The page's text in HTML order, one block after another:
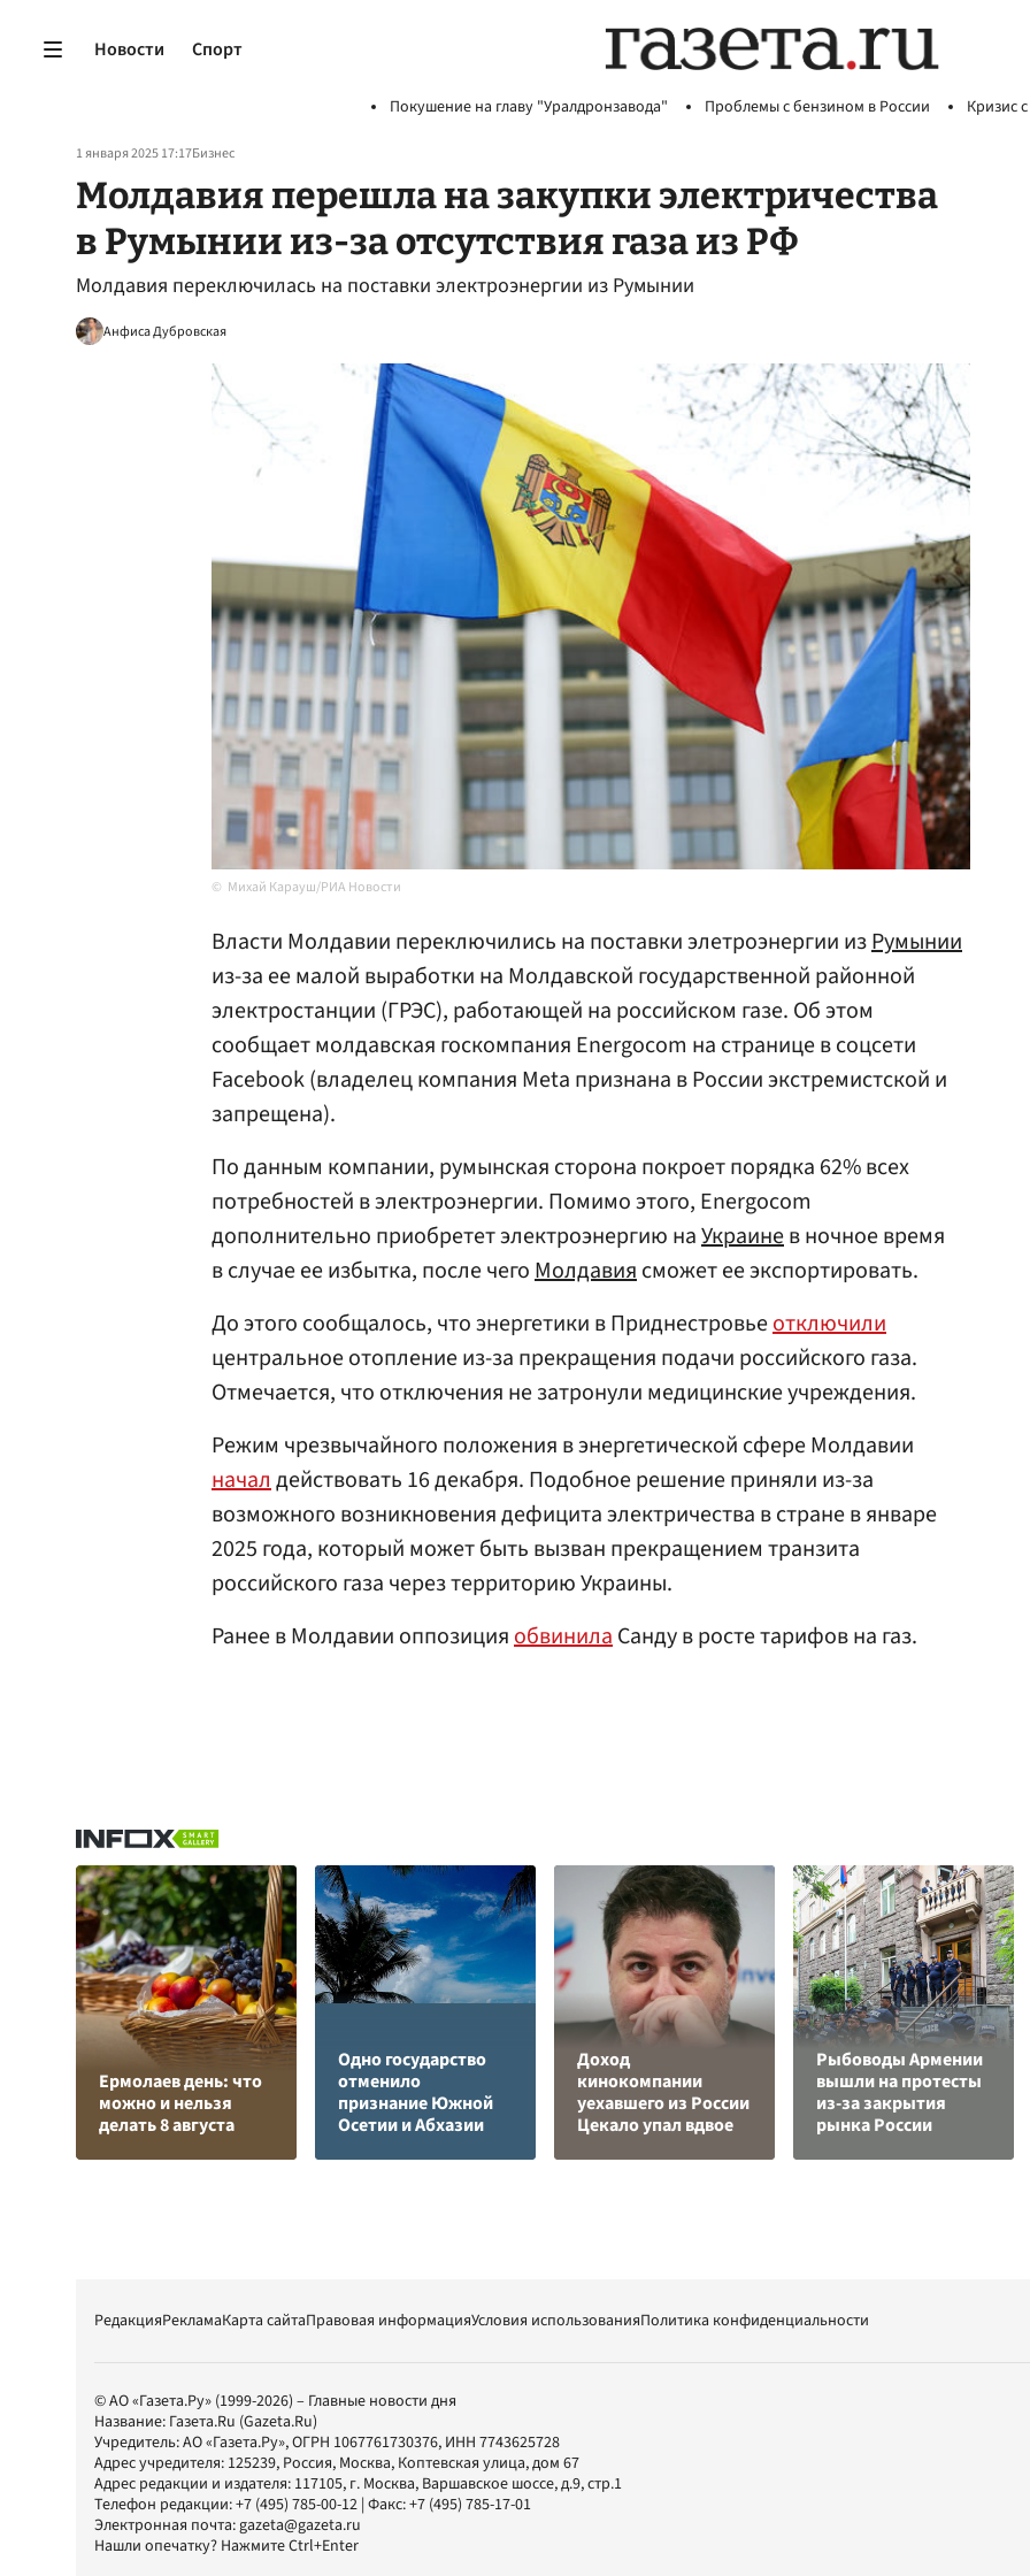
Новости Спорт
Покушение на главу "Уралдронзавода" Проблемы с бензином в России Кризис
1 января 2025 17:17Бизнес
Молдавия перешла на закупки электричества
в Румынии из-за отсутствия газа из РФ
Молдавия переключилась на поставки электроэнергии из Румынии
Анфиса Дубровская
Михай Карауш/РИА Новости
Власти Молдавии переключились на поставки элетроэнергии изРумынии
из-за ее малой выработки на Молдавской государственной районной
электростанции (ГРЭС), работающей на российском газе. Об этом
сообщает молдавская госкомпания Energocom на странице в соцсети
Facebook (владелец компания Meta признана в России экстремистской и
запрещена).
По данным компании, румынская сторона покроет порядка 62% всех
потребностей в электроэнергии. Помимо этого, Energocom
дополнительно приобретет электроэнергию наУкраинев ночное время
в случае ее избытка, после чегоМолдавиясможет ее экспортировать.
До этого сообщалось, что энергетики в Приднестровьеотключили
центральное отопление из-за прекращения подачи российского газа.
Отмечается, что отключения не затронули медицинские учреждения.
Режим чрезвычайного положения в энергетической сфере Молдавии
началдействовать 16 декабря. Подобное решение приняли из-за
возможного возникновения дефицита электричества в стране в январе
2025 года, который может быть вызван прекращением транзита
российского газа через территорию Украины.
Ранее в Молдавии оппозицияобвинилаСанду в росте тарифов на газ.
Ермолаев день: что
можно и нельзя
делать 8 августа
Одно государство
отменило
признание Южной
Осетии и Абхазии
Доход
кинокомпании
уехавшего из России
Цекало упал вдвое
Рыбоводы Армении
вышли на протесты
из-за закрытия
рынка России
РедакцияРекламаКарта сайтаПравовая информацияУсловия использованияПолитика конфиденциальности
© АО «Газета.Ру» (1999-2026) – Главные новости дня
Название: Газета.Ru (Gazeta.Ru)
Учредитель:АО «Газета.Ру», ОГРН 1067761730376, ИНН 7743625728
Адрес учредителя: 125239, Россия, Москва, Коптевская улица, дом 67
Адрес редакции и издателя: 117105, г. Москва, Варшавское шоссе, д.9, стр.1
Телефон редакции:+7 (495) 785-00-12 | Факс:+7 (495) 785-17-01
Электронная почта:gazeta@gazeta.ru
Нашли опечатку? Нажмите Ctrl+Enter